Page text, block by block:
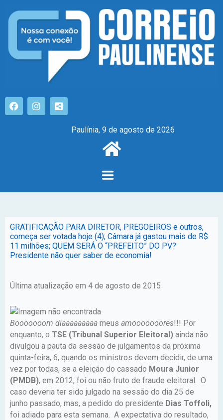
Paulínia, 9 de agosto de 2026
GRATIFICAÇÃO PARA DIRETOR, PREGOEIROS e outros,
começa ser votada hoje (4); Câmara já gastou mais de R$
11 milhões; QUEM SERÁ O “PREFEITO” DO PV?
Presidente não quer saber de economia!
Última atualização em 4 de agosto de 2015
Booooooom diaaaaaaaaa meus amooooooores!!! Por
enquanto, o TSE (Tribunal Superior Eleitoral) ainda não
divulgou a pauta da sessão de julgamentos da próxima
quinta-feira, 6, quando os ministros devem decidir, de uma
vez por todas, se a eleição do cassado Moura Junior
(PMDB), em 2012, foi ou não fruto de fraude eleitoral. O
caso deveria ter sido julgado na sessão do dia 25 de
junho passado, mas, a pedido do presidente Dias Toffoli,
foi adiado para esta semana. A expectativa do resultado,